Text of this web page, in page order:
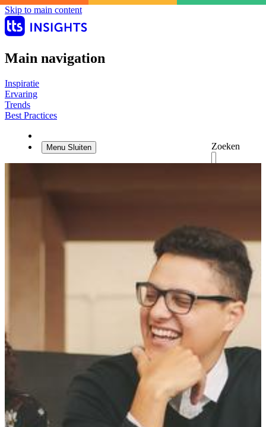
Skip to main content
Main navigation
Inspiratie
Ervaring
Trends
Best Practices
Zoeken
Menu Sluiten